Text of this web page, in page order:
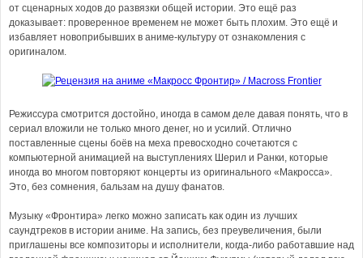
от сценарных ходов до развязки общей истории. Это ещё раз
доказывает: проверенное временем не может быть плохим. Это ещё и
избавляет новоприбывших в аниме-культуру от ознакомления с
оригиналом.
Режиссура смотрится достойно, иногда в самом деле давая понять, что в
сериал вложили не только много денег, но и усилий. Отлично
поставленные сцены боёв на меха превосходно сочетаются с
компьютерной анимацией на выступлениях Шерил и Ранки, которые
иногда во многом повторяют концерты из оригинального «Макросса».
Это, без сомнения, бальзам на душу фанатов.
Музыку «Фронтира» легко можно записать как один из лучших
саундтреков в истории аниме. На запись, без преувеличения, были
приглашены все композиторы и исполнители, когда-либо работавшие над